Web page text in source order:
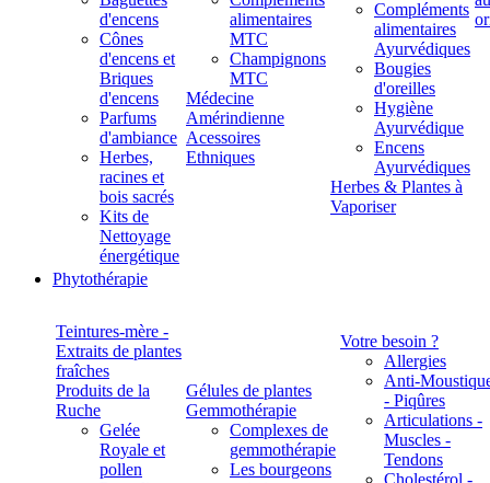
d'encens
Cônes
d'encens et
Briques
d'encens
Parfums
d'ambiance
Herbes,
racines et
bois sacrés
Kits de
Nettoyage
énergétique
alimentaires
MTC
Champignons
MTC
Médecine
Amérindienne
Acessoires
Ethniques
Compléments
alimentaires
Ayurvédiques
Bougies
d'oreilles
Hygiène
Ayurvédique
Encens
Ayurvédiques
Herbes & Plantes à
Vaporiser
Phytothérapie
Teintures-mère -
Extraits de plantes
fraîches
Produits de la
Ruche
Gelée
Royale et
pollen
Gélules de plantes
Gemmothérapie
Complexes de
gemmothérapie
Les bourgeons
Votre besoin ?
Allergies
Anti-
- Piqûres
Articulations -
Muscles -
Tendons